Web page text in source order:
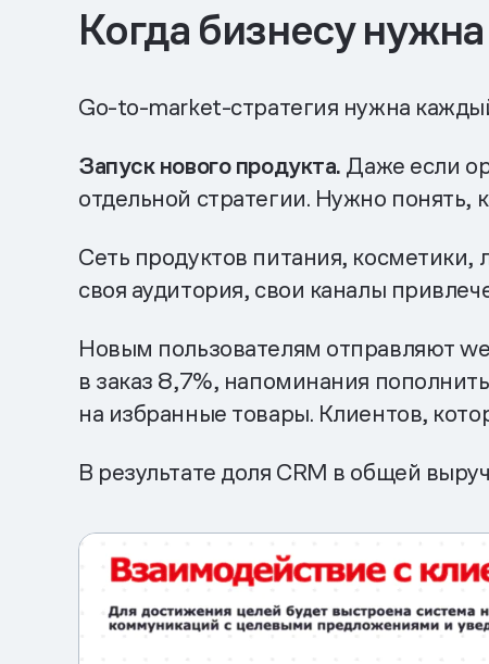
Когда бизнесу
Go-to-market-стратегия нужна
Запуск нового продукта. Даже если
отдельной стратегии. Нужно понять,
Сеть продуктов питания, косметики,
своя аудитория, свои каналы
Новым пользователям отправляют
в заказ 8,7%, напоминания
на избранные товары. Клиентов,
В результате доля CRM в общей